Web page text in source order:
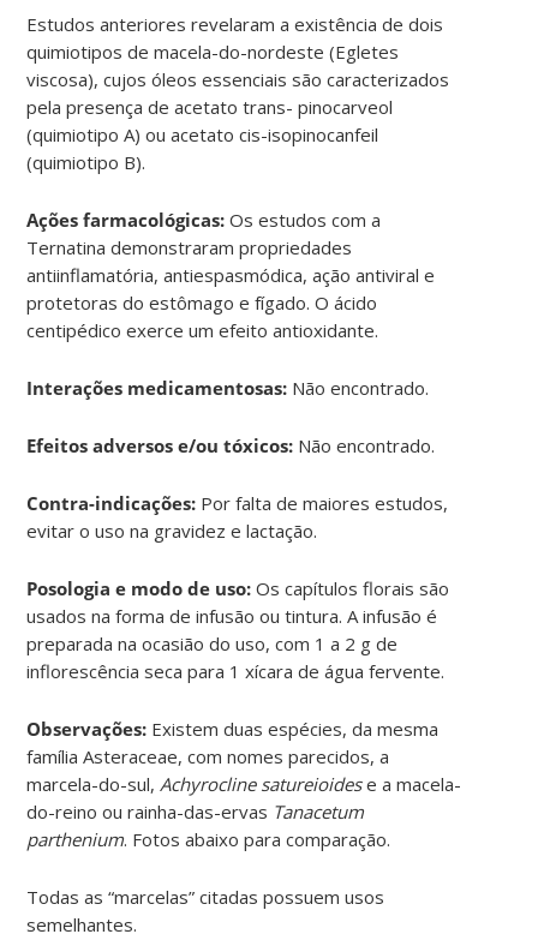
Estudos anteriores revelaram a existência de dois
quimiotipos de macela-do-nordeste (Egletes
viscosa), cujos óleos essenciais são caracterizados
pela presença de acetato trans- pinocarveol
(quimiotipo A) ou acetato cis-isopinocanfeil
(quimiotipo B).
Ações farmacológicas: Os estudos com a
Ternatina demonstraram propriedades
antiinflamatória, antiespasmódica, ação antiviral e
protetoras do estômago e fígado. O ácido
centipédico exerce um efeito antioxidante.
Interações medicamentosas: Não encontrado.
Efeitos adversos e/ou tóxicos: Não encontrado.
Contra-indicações: Por falta de maiores estudos,
evitar o uso na gravidez e lactação.
Posologia e modo de uso: Os capítulos florais são
usados na forma de infusão ou tintura. A infusão é
preparada na ocasião do uso, com 1 a 2 g de
inflorescência seca para 1 xícara de água fervente.
Observações: Existem duas espécies, da mesma
família Asteraceae, com nomes parecidos, a
marcela-do-sul, Achyrocline satureioidese a macela-
do-reino ou rainha-das-ervas Tanacetum
parthenium. Fotos abaixo para comparação.
Todas as “marcelas” citadas possuem usos
semelhantes.